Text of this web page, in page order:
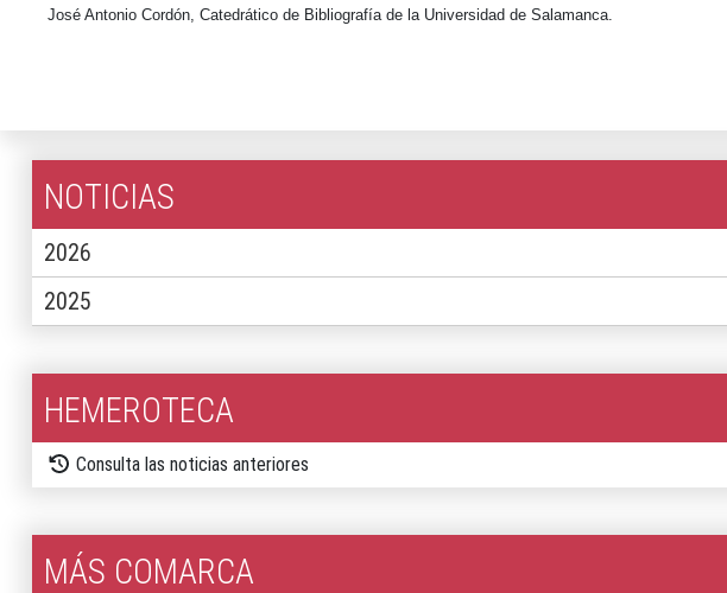
José Antonio Cordón, Catedrático de Bibliografía de la Universidad de Salamanca.
NOTICIAS
2026
2025
HEMEROTECA
Consulta las noticias anteriores
MÁS COMARCA